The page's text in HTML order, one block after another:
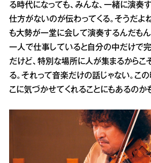
る時代になっても、みんな、一緒に演奏
仕方がないのが伝わってくる。そうだよ
も大勢が一堂に会して演奏するんだもん
一人で仕事していると自分の中だけで
だけど、特別な場所に人が集まるからこ
る。それって音楽だけの話じゃない。こ
こに気づかせてくれることにもあるのか